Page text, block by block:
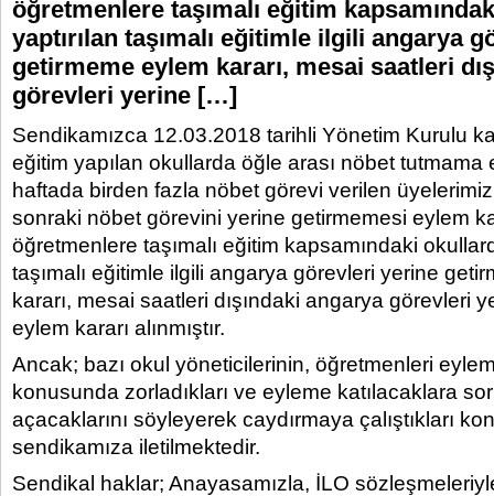
öğretmenlere taşımalı eğitim
yaptırılan taşımalı eğitimle ilgili angarya
getirmeme eylem kararı, mesai saatleri
görevleri yerine […]
Sendikamızca 12.03.2018 tarihli Yönetim Kurulu
eğitim yapılan okullarda öğle arası nöbet tutmama
haftada birden fazla nöbet görevi verilen
sonraki nöbet görevini yerine getirmemesi eylem
öğretmenlere taşımalı eğitim kapsamındaki
taşımalı eğitimle ilgili angarya görevleri yerine
kararı, mesai saatleri dışındaki angarya görevleri
eylem kararı alınmıştır.
Ancak; bazı okul yöneticilerinin, öğretmenleri
konusunda zorladıkları ve eyleme katılacaklara
açacaklarını söyleyerek caydırmaya çalıştıkları
sendikamıza iletilmektedir.
Sendikal haklar; Anayasamızla, İLO